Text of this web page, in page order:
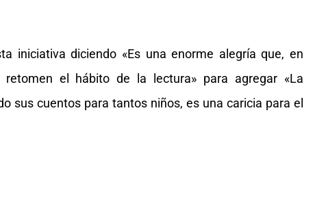
iniciativa diciendo «Es una enorme alegría que, en
el hábito de la lectura» para agregar «La
sus cuentos para tantos niños, es una caricia para el